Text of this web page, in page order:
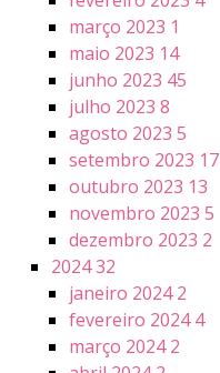
março 2023 1
maio 2023 14
junho 2023 45
julho 2023 8
agosto 2023 5
setembro 2023 17
outubro 2023 13
novembro 2023 5
dezembro 2023 2
202432
janeiro 20242
fevereiro 20244
março 20242